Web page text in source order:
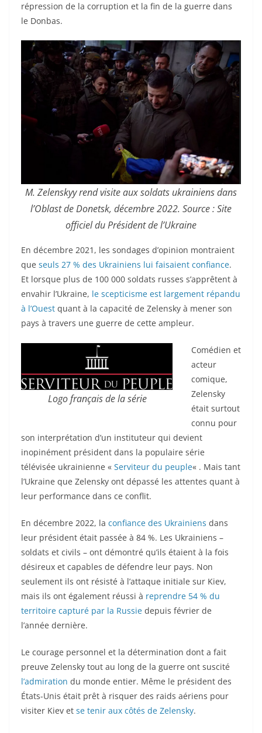
répression de la corruption et la fin de la guerre dans
le Donbas.
M. Zelenskyy rend visite aux soldats ukrainiens dans
l’Oblast de Donetsk, décembre 2022. Source : Site
officiel du Président de l’Ukraine
En décembre 2021, les sondages d’opinion montraient
que seuls 27 % des Ukrainiens lui faisaient confiance.
Et lorsque plus de 100 000 soldats russes s’apprêtent à
envahir l’Ukraine, le scepticisme est largement répandu
à l’Ouest quant à la capacité de Zelensky à mener son
pays à travers une guerre de cette ampleur.
Logo français de la série
Comédien et
acteur
comique,
Zelensky
était surtout
connu pour
son interprétation d’un instituteur qui devient
inopinément président dans la populaire série
télévisée ukrainienne « Serviteur du peuple« . Mais tant
l’Ukraine que Zelensky ont dépassé les attentes quant à
leur performance dans ce conflit.
En décembre 2022, la confiance des Ukrainiens dans
leur président était passée à 84 %. Les Ukrainiens –
soldats et civils – ont démontré qu’ils étaient à la fois
désireux et capables de défendre leur pays. Non
seulement ils ont résisté à l’attaque initiale sur Kiev,
mais ils ont également réussi à reprendre 54 % du
territoire capturé par la Russie depuis février de
l’année dernière.
Le courage personnel et la détermination dont a fait
preuve Zelensky tout au long de la guerre ont suscité
l’admiration du monde entier. Même le président des
États-Unis était prêt à risquer des raids aériens pour
visiter Kiev et se tenir aux côtés de Zelensky.